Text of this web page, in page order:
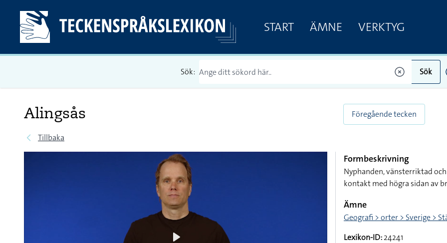
START ÄMNE VERKTYG
Sök: Sök
Alingsås
Tillbaka
Föregående tecken
Formbeskrivning
Nyphanden, vänsterriktad
kontakt med högra sidan av
Ämne
Geografi > orter > Sverige >
Lexikon-ID:24241